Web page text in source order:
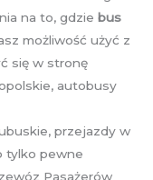
na to, gdzie bus
możliwość użyć z
się w stronę
autobusy
przejazdy w
tylko pewne
Pasażerów